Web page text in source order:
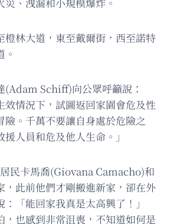
橙林大道，東至戴爾街，西至諾特
(Adam Schiff)向公眾呼籲說：
效情況下，試圖返回家園會危及性
險。千萬不要讓自身處於危險之
人員和危及他人生命。」
民卡馬喬(Giovana Camacho)和
，此前他們才剛搬進新家，卻在外
「能回家我真是太高興了！」
，也感到非常沮喪，不知道如何是